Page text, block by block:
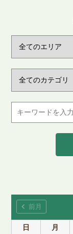
日
月
chevron_left 前月